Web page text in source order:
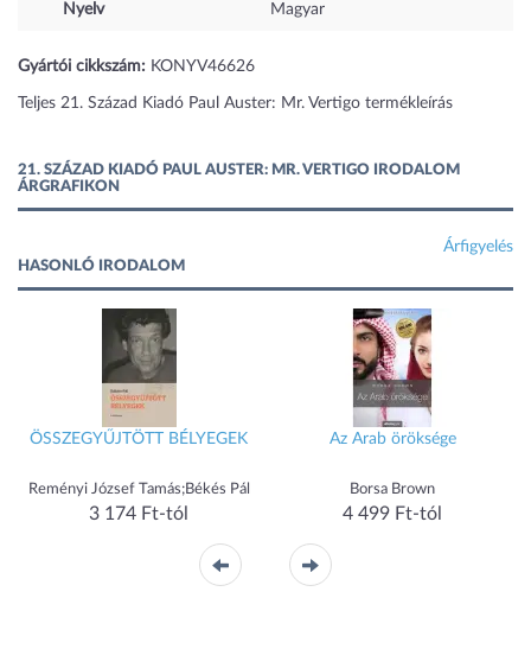
Nyelv Magyar
Gyártói cikkszám: KONYV46626
Teljes 21. Század Kiadó Paul Auster: Mr. Vertigo termékleírás
21. SZÁZAD KIADÓ PAUL AUSTER: MR. VERTIGO IRODALOM
ÁRGRAFIKON
Árfigyelés
HASONLÓ IRODALOM
ÖSSZEGYŰJTÖTT BÉLYEGEK
Reményi József Tamás;Békés Pál
3 174 Ft-tól
Az Arab öröksége
Borsa Brown
4 499 Ft-tól